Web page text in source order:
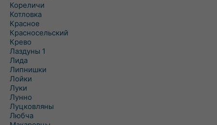
Кореличи
Котловка
Красное
Красносельский
Крево
Лаздуны 1
Лида
Липнишки
Лойки
Луки
Лунно
Луцковляны
Любча